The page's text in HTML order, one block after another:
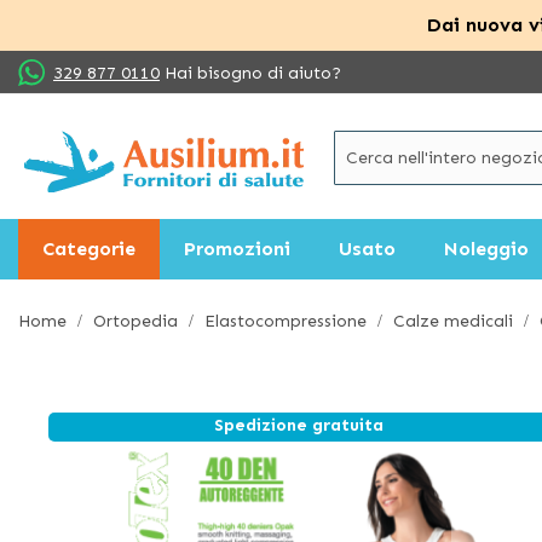
Dai nuova
Salta
al
329 877 0110 Hai bisogno di aiuto?
Categorie Promozioni Usato Noleggio
Home Ortopedia Elastocompressione Calze medicali
Spedizione gratuita